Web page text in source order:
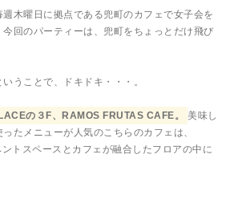
週木曜日に拠点である兜町のカフェで女子会を
回のパーティーは、兜町をちょっとだけ飛び
うことで、ドキドキ・・・。
の３F、RAMOS FRUTAS CAFE。
美味し
たメニューが人気のこちらのカフェは、
トスペースとカフェが融合したフロアの中に